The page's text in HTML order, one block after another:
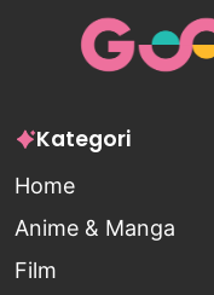
Kategori
Home
Anime & Manga
Film